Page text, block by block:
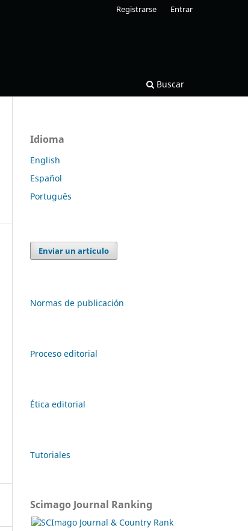
Buscar
Registrarse Entrar
Idioma
English
Español
Português
Enviar un artículo
Normas de publicación
Proceso editorial
Ética editorial
Tutoriales
Scimago Journal Ranking